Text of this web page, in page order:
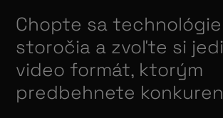
Chopte sa technológie
storočia a zvoľte si
video formát, ktorým
predbehnete